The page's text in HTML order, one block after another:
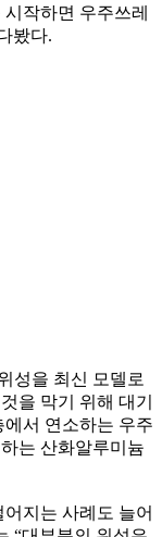
작하면 우주쓰레
봤다.
성을 최신 모델로
을 막기 위해 대기
서 연소하는 우주
는 산화알루미늄
지는 사례도 늘어